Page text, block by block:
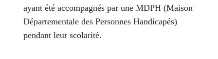
ayant été accompagnés par une MDPH (Maison
Départementale des Personnes Handicapés)
pendant leur scolarité.